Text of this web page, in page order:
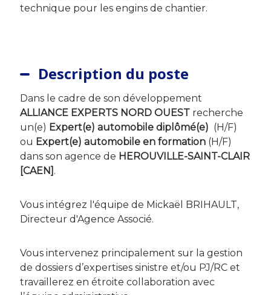
technique pour les engins de chantier.
Description du poste
Dans le cadre de son développement
ALLIANCE EXPERTS NORD OUEST recherche
un(e) Expert(e) automobile diplômé(e) (H/F)
ou Expert(e) automobile en formation(H/F)
dans son agence de HEROUVILLE-SAINT-CLAIR
[CAEN] .
Vous intégrez l'équipe de Mickaël BRIHAULT,
Directeur d'Agence Associé.
Vous intervenez principalement sur la gestion
de dossiers d’expertises sinistre et/ou PJ/RC et
travaillerez en étroite collaboration avec